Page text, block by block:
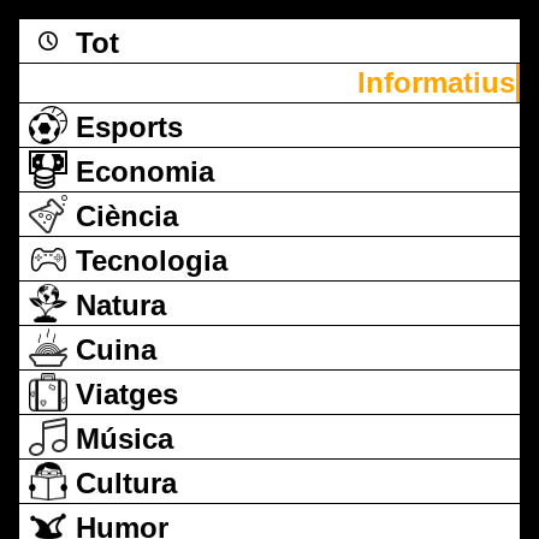
Tot
Informatius
Esports
Economia
Ciència
Tecnologia
Natura
Cuina
Viatges
Música
Cultura
Humor